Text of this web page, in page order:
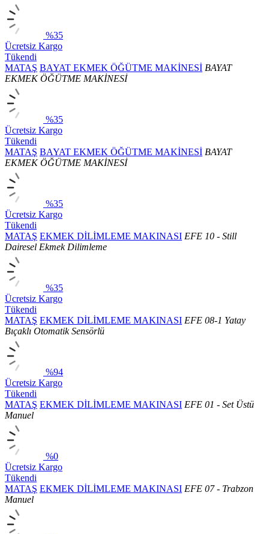
%35
Ücretsiz Kargo
Tükendi
MATAŞ BAYAT EKMEK ÖĞÜTME MAKİNESİ BAYAT
EKMEK ÖĞÜTME MAKİNESİ
%35
Ücretsiz Kargo
Tükendi
MATAŞ BAYAT EKMEK ÖĞÜTME MAKİNESİ BAYAT
EKMEK ÖĞÜTME MAKİNESİ
%35
Ücretsiz Kargo
Tükendi
MATAŞ EKMEK DİLİMLEME MAKINASI EFE 10 - Still
Dairesel Ekmek Dilimleme
%35
Ücretsiz Kargo
Tükendi
MATAŞ EKMEK DİLİMLEME MAKINASI EFE 08-1 Yatay
Bıçaklı Otomatik Sensörlü
%94
Ücretsiz Kargo
Tükendi
MATAŞ EKMEK DİLİMLEME MAKINASI EFE 01 - Set Üstü
Manuel
%0
Ücretsiz Kargo
Tükendi
MATAŞ EKMEK DİLİMLEME MAKINASI EFE 07 - Trabzon
Manuel